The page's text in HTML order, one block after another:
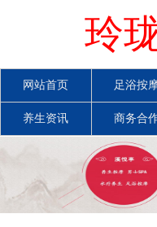
玲
网站首页 足浴按
养生资讯 商务合